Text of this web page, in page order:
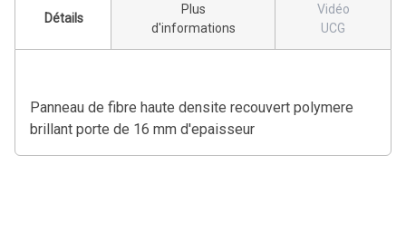
Détails
Plus
d'informations
Vidéo
UCG
Panneau de fibre haute densite recouvert polymere
brillant porte de 16 mm d'epaisseur